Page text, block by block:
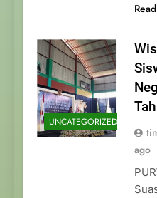
UNCATEGORIZED
ago